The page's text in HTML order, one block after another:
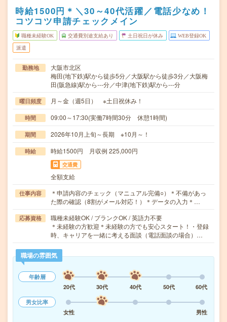
時給1500円＊＼30～40代活躍／電話少なめ！
コツコツ申請チェックメイン
職種未経験OK 交通費別途支給あり 土日祝日が休み WEB登録OK
派遣
勤務地
大阪市北区
梅田(地下鉄)駅から徒歩5分／大阪駅から徒歩3分／大阪梅
田(阪急線)駅から---分／中津(地下鉄)駅から---分
曜日頻度 月～金（週5日） ※土日祝休み！
時間 09:00～17:30(実働7時間30分 休憩1時間)
期間 2026年10月上旬～長期 ※10月～！
時給 時給1500円 月収例 225,000円
交通費
全額支給
仕事内容
＊申請内容のチェック（マニュアル完備○）＊不備があっ
た際の確認（8割がメール対応！）＊データの入力＊…
応募資格
職種未経験OK / ブランクOK / 英語力不要
＊未経験の方歓迎＊未経験の方でも安心スタート！・登録
時、キャリアを一緒に考える面談（電話面談の場合）…
職場の雰囲気
年齢層
20代
30代 40代 50代
60代
男女比率
女性
男性